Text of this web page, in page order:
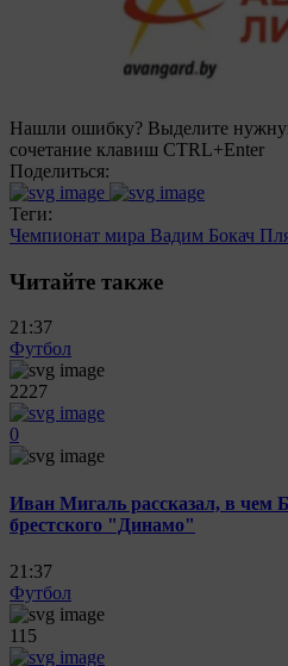
Нашли ошибку? Выделите
сочетание клавиш CTRL+Enter
Поделиться:
Теги:
Чемпионат мира Вадим Бокач
Читайте также
21:37
Футбол
2227
0
Иван Мигаль рассказал, в чем
брестского "Динамо"
21:37
Футбол
115